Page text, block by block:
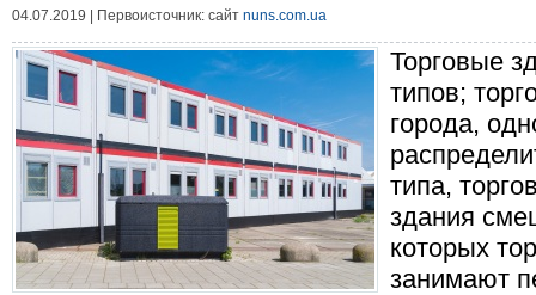
04.07.2019 | Первоисточник: сайт nuns.com.ua
Торговые
типов;
города,
типа,
здания
которых
занимают